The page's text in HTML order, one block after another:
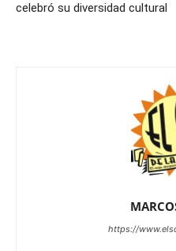
celebró su diversidad cultural
https://